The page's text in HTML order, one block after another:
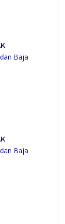
Baja
Baja